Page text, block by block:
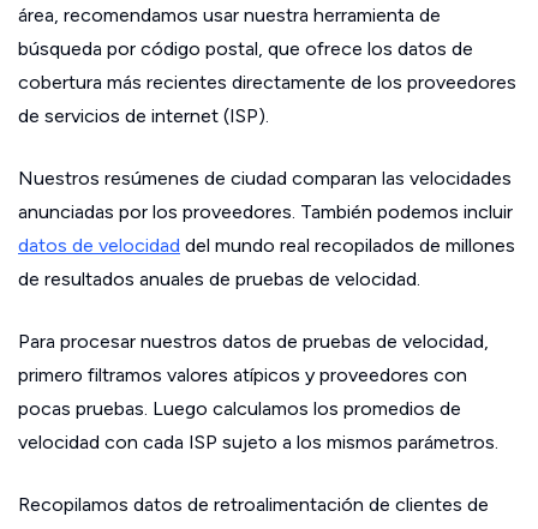
área, recomendamos usar nuestra herramienta de
búsqueda por código postal, que ofrece los datos de
cobertura más recientes directamente de los proveedores
de servicios de internet (ISP).
Nuestros resúmenes de ciudad comparan las velocidades
anunciadas por los proveedores. También podemos incluir
datos de velocidad del mundo real recopilados de millones
de resultados anuales de pruebas de velocidad.
Para procesar nuestros datos de pruebas de velocidad,
primero filtramos valores atípicos y proveedores con
pocas pruebas. Luego calculamos los promedios de
velocidad con cada ISP sujeto a los mismos parámetros.
Recopilamos datos de retroalimentación de clientes de